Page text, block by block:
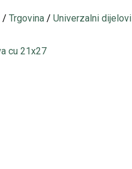
/Trgovina /Univerzalni dijelovi